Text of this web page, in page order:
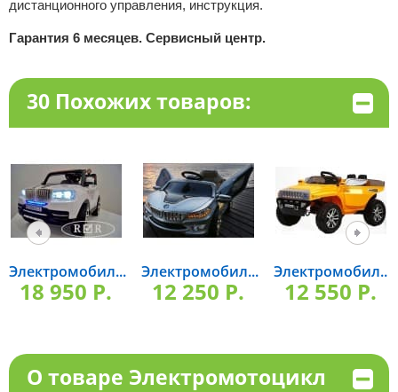
дистанционного управления, инструкция.
Гарантия 6 месяцев. Сервисный центр.
30 Похожих товаров:
Электромобил...
18 950 P.
Электромобил...
12 250 P.
Электромобил...
12 550 P.
О товаре Электромотоцикл